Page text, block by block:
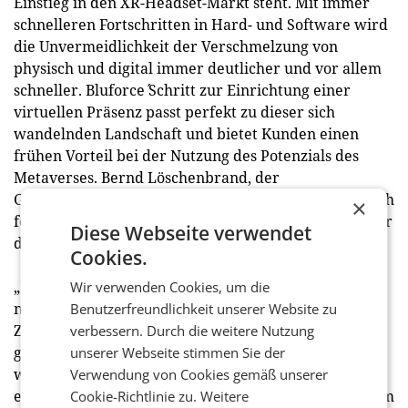
schnelleren Fortschritten in Hard- und Software wird
die Unvermeidlichkeit der Verschmelzung von
physisch und digital immer deutlicher und vor allem
schneller. Bluforce´ Schritt zur Einrichtung einer
virtuellen Präsenz passt perfekt zu dieser sich
wandelnden Landschaft und bietet Kunden einen
frühen Vorteil bei der Nutzung des Potenzials des
Metaverses. Bernd Löschenbrand, der
Geschäftsführer der Agentur Bluforce, erwartet durch
fortschrittliche Brillen den „Social Media Moment“ für
das Metaverse:
„Ein Großteil der Konsument:innen haben einfach
noch keine Möglichkeit, daran teilzuhaben, weil die
Zugangsbeschränkungen noch nicht aus dem Weg
geräumt sind. Wirklich interessant wird es dann,
wenn es dazu passende Brillen gibt. Da gibt es zwar
erste Ansätze, aber die haben einfach den Mainstream
×
Diese Webseite verwendet
Cookies.
Wir verwenden Cookies, um die
Benutzerfreundlichkeit unserer Website zu
verbessern. Durch die weitere Nutzung
unserer Webseite stimmen Sie der
Verwendung von Cookies gemäß unserer
Cookie-Richtlinie zu.Weitere